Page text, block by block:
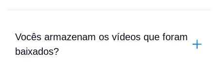
Vocês armazenam os vídeos que foram
baixados?